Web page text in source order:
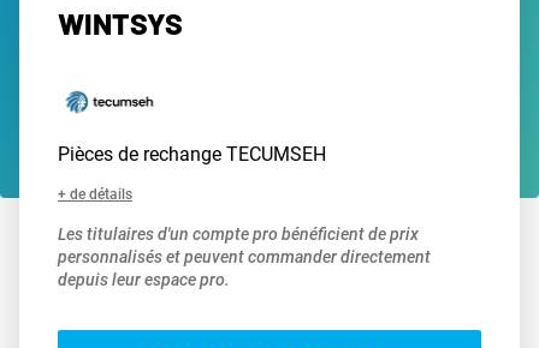
WINTSYS
Pièces de rechange TECUMSEH
+ de détails
Les titulaires d'un compte pro bénéficient de prix
personnalisés et peuvent commander directement
depuis leur espace pro.